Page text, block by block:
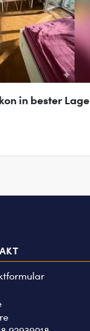
in bester Lage